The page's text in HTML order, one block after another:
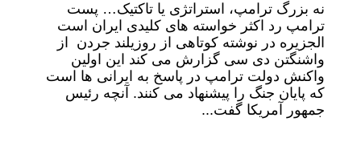
نه بزرگ ترامپ، استراتژی یا تاکتیک… پست
ترامپ رد اکثر خواسته های کلیدی ایران است
الجزیره در نوشته کوتاهی از روزیلند جردن از
واشنگتن دی سی گزارش می کند این اولین
واکنش دولت ترامپ در پاسخ به ایرانی ها است
که پایان جنگ را پیشنهاد می کنند. آنچه رئیس
جمهور آمریکا گفت...